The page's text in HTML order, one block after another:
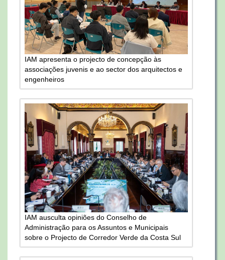
IAM apresenta o projecto de concepção às
associações juvenis e ao sector dos arquitectos e
engenheiros
IAM ausculta opiniões do Conselho de
Administração para os Assuntos e Municipais
sobre o Projecto de Corredor Verde da Costa Sul